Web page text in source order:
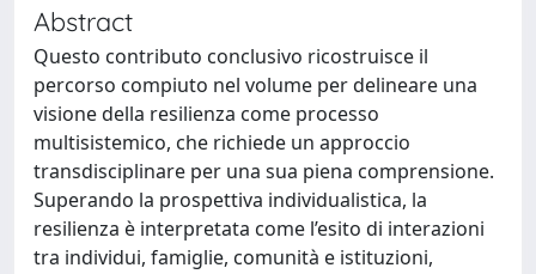
Abstract
Questo contributo conclusivo ricostruisce il
percorso compiuto nel volume per delineare una
visione della resilienza come processo
multisistemico, che richiede un approccio
transdisciplinare per una sua piena comprensione.
Superando la prospettiva individualistica, la
resilienza è interpretata come l’esito di interazioni
tra individui, famiglie, comunità e istituzioni,